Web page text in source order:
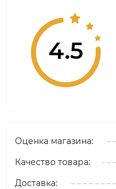
4.5
Оценка магазина:
Качество товара:
Доставка: